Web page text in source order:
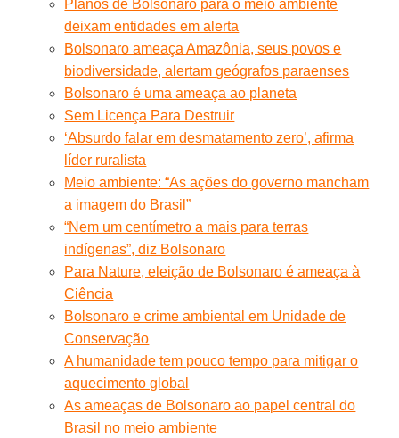
Planos de Bolsonaro para o meio ambiente
deixam entidades em alerta
Bolsonaro ameaça Amazônia, seus povos e
biodiversidade, alertam geógrafos paraenses
Bolsonaro é uma ameaça ao planeta
Sem Licença Para Destruir
‘Absurdo falar em desmatamento zero’, afirma
líder ruralista
Meio ambiente: “As ações do governo mancham
a imagem do Brasil”
“Nem um centímetro a mais para terras
indígenas”, diz Bolsonaro
Para Nature, eleição de Bolsonaro é ameaça à
Ciência
Bolsonaro e crime ambiental em Unidade de
Conservação
A humanidade tem pouco tempo para mitigar o
aquecimento global
As ameaças de Bolsonaro ao papel central do
Brasil no meio ambiente